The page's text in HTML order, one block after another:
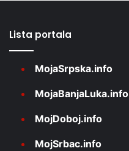
Lista portala
MojaSrpska.info
MojaBanjaLuka.info
MojDoboj.info
MojSrbac.info